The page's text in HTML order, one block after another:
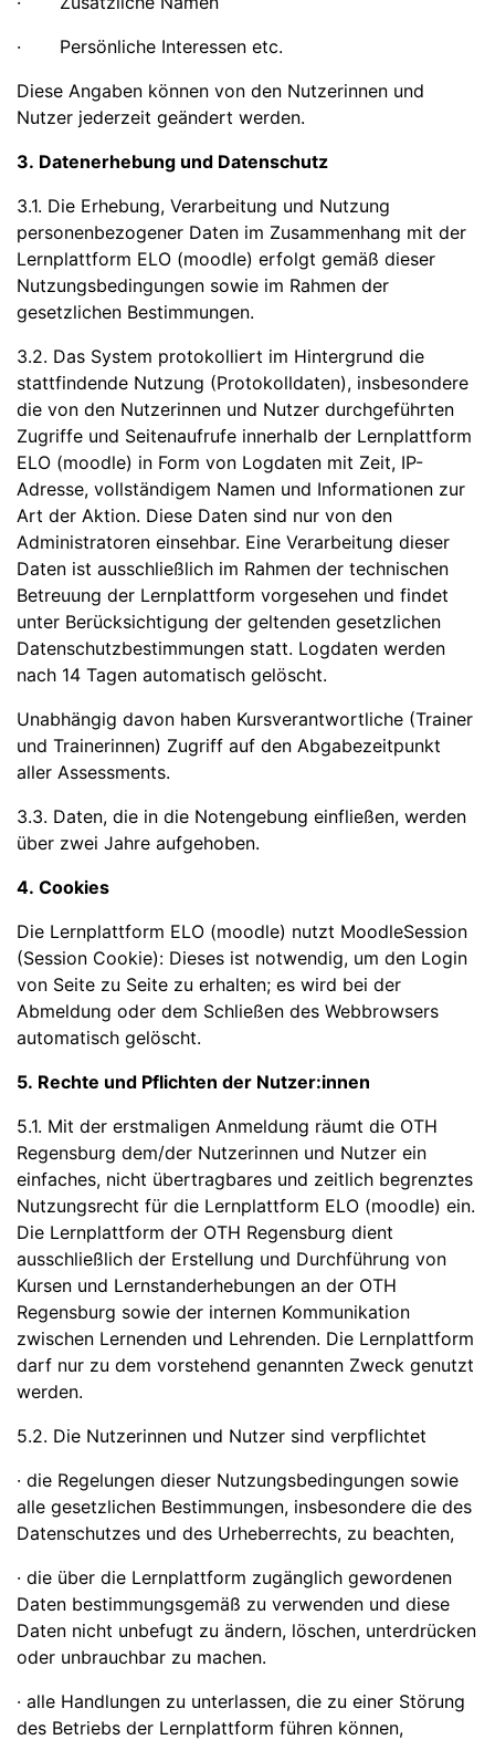
· Persönliche Interessen etc.
Diese Angaben können von den Nutzerinnen und
Nutzer jederzeit geändert werden.
3. Datenerhebung und Datenschutz
3.1. Die Erhebung, Verarbeitung und Nutzung
personenbezogener Daten im Zusammenhang mit der
Lernplattform ELO (moodle) erfolgt gemäß dieser
Nutzungsbedingungen sowie im Rahmen der
gesetzlichen Bestimmungen.
3.2. Das System protokolliert im Hintergrund die
stattfindende Nutzung (Protokolldaten), insbesondere
die von den Nutzerinnen und Nutzer durchgeführten
Zugriffe und Seitenaufrufe innerhalb der Lernplattform
ELO (moodle) in Form von Logdaten mit Zeit, IP-
Adresse, vollständigem Namen und Informationen zur
Art der Aktion. Diese Daten sind nur von den
Administratoren einsehbar. Eine Verarbeitung dieser
Daten ist ausschließlich im Rahmen der technischen
Betreuung der Lernplattform vorgesehen und findet
unter Berücksichtigung der geltenden gesetzlichen
Datenschutzbestimmungen statt. Logdaten werden
nach 14 Tagen automatisch gelöscht.
Unabhängig davon haben Kursverantwortliche (Trainer
und Trainerinnen) Zugriff auf den Abgabezeitpunkt
aller Assessments.
3.3. Daten, die in die Notengebung einfließen, werden
über zwei Jahre aufgehoben.
4. Cookies
Die Lernplattform ELO (moodle) nutzt MoodleSession
(Session Cookie): Dieses ist notwendig, um den Login
von Seite zu Seite zu erhalten; es wird bei der
Abmeldung oder dem Schließen des Webbrowsers
automatisch gelöscht.
5. Rechte und Pflichten der Nutzer:innen
5.1. Mit der erstmaligen Anmeldung räumt die OTH
Regensburg dem/der Nutzerinnen und Nutzer ein
einfaches, nicht übertragbares und zeitlich begrenztes
Nutzungsrecht für die Lernplattform ELO (moodle) ein.
Die Lernplattform der OTH Regensburg dient
ausschließlich der Erstellung und Durchführung von
Kursen und Lernstanderhebungen an der OTH
Regensburg sowie der internen Kommunikation
zwischen Lernenden und Lehrenden. Die Lernplattform
darf nur zu dem vorstehend genannten Zweck genutzt
werden.
5.2. Die Nutzerinnen und Nutzer sind verpflichtet
· die Regelungen dieser Nutzungsbedingungen sowie
alle gesetzlichen Bestimmungen, insbesondere die des
Datenschutzes und des Urheberrechts, zu beachten,
· die über die Lernplattform zugänglich gewordenen
Daten bestimmungsgemäß zu verwenden und diese
Daten nicht unbefugt zu ändern, löschen, unterdrücken
oder unbrauchbar zu machen.
· alle Handlungen zu unterlassen, die zu einer Störung
des Betriebs der Lernplattform führen können,